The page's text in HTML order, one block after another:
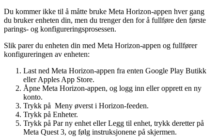
Du kommer ikke til å måtte bruke Meta Horizon-appen hver gang
du bruker enheten din, men du trenger den for å fullføre den første
parings- og konfigureringsprosessen.
Slik parer du enheten din med Meta Horizon-appen og fullfører
konfigureringen av enheten:
Last ned Meta Horizon-appen fra enten Google Play Butikk
eller Apples App Store.
Åpne Meta Horizon-appen, og logg inn eller opprett en ny
konto.
Trykk på Meny øverst i Horizon-feeden.
Trykk på Enheter.
Trykk på Par ny enhet ellerLegg til enhet, trykk deretter på
Meta Quest 3, og følg instruksjonene på skjermen.